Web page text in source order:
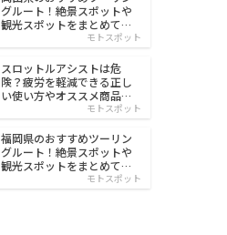
グルート！絶景スポットや
観光スポットをまとめて紹
モトスポット
スロットルアシストは危
険？疲労を軽減できる正し
い使い方やオススメ商品を
モトスポット
福岡県のおすすめツーリン
グルート！絶景スポットや
観光スポットをまとめて紹
モトスポット